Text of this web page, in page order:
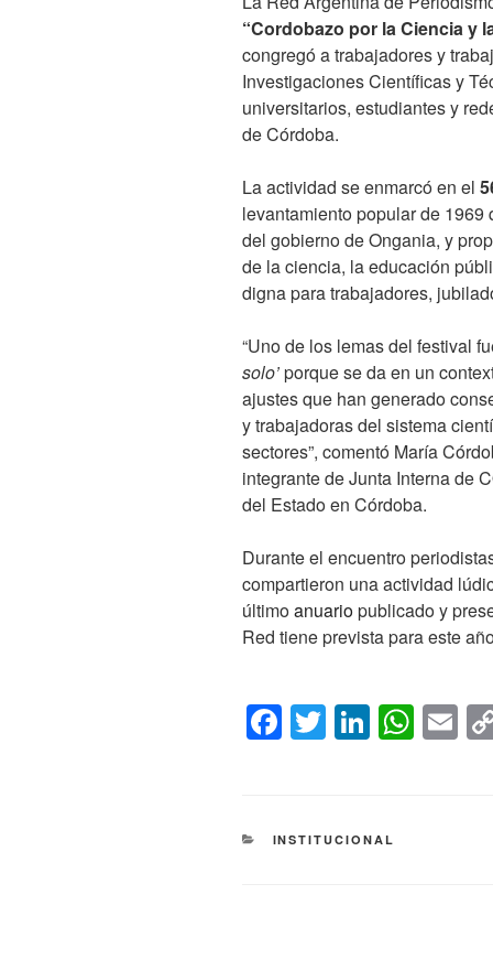
“Cordobazo por la Ciencia y
congregó a trabajadores y
Investigaciones Científicas y
universitarios, estudiantes y
de Córdoba.
La actividad se enmarcó en el
levantamiento popular de
del gobierno de Ongania, y
de la ciencia, la educación
digna para trabajadores,
“Uno de los lemas del festival
solo’porque se da en un
ajustes que han generado
y trabajadoras del sistema
sectores”, comentó María
integrante de Junta Interna de
del Estado en Córdoba.
Durante el encuentro
compartieron una actividad
últimoanuariopublicado y
Red tiene prevista para este
F
a
e
T
wi
er
Li
n
e
W
h
E
m
CATEGORÍAS
INSTITUCIONAL